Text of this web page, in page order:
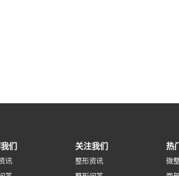
们
讯
关注我们
整形资讯
热
微